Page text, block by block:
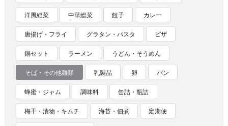
洋風総菜 中華総菜 餃子 カレー
唐揚げ・フライ グラタン・パスタ ピザ
鍋セット ラーメン うどん・そうめん
そば・その他麺類 乳製品 卵 パン
蜂蜜・ジャム 調味料 缶詰・瓶詰
梅干・漬物・キムチ 海苔・佃煮 定期便